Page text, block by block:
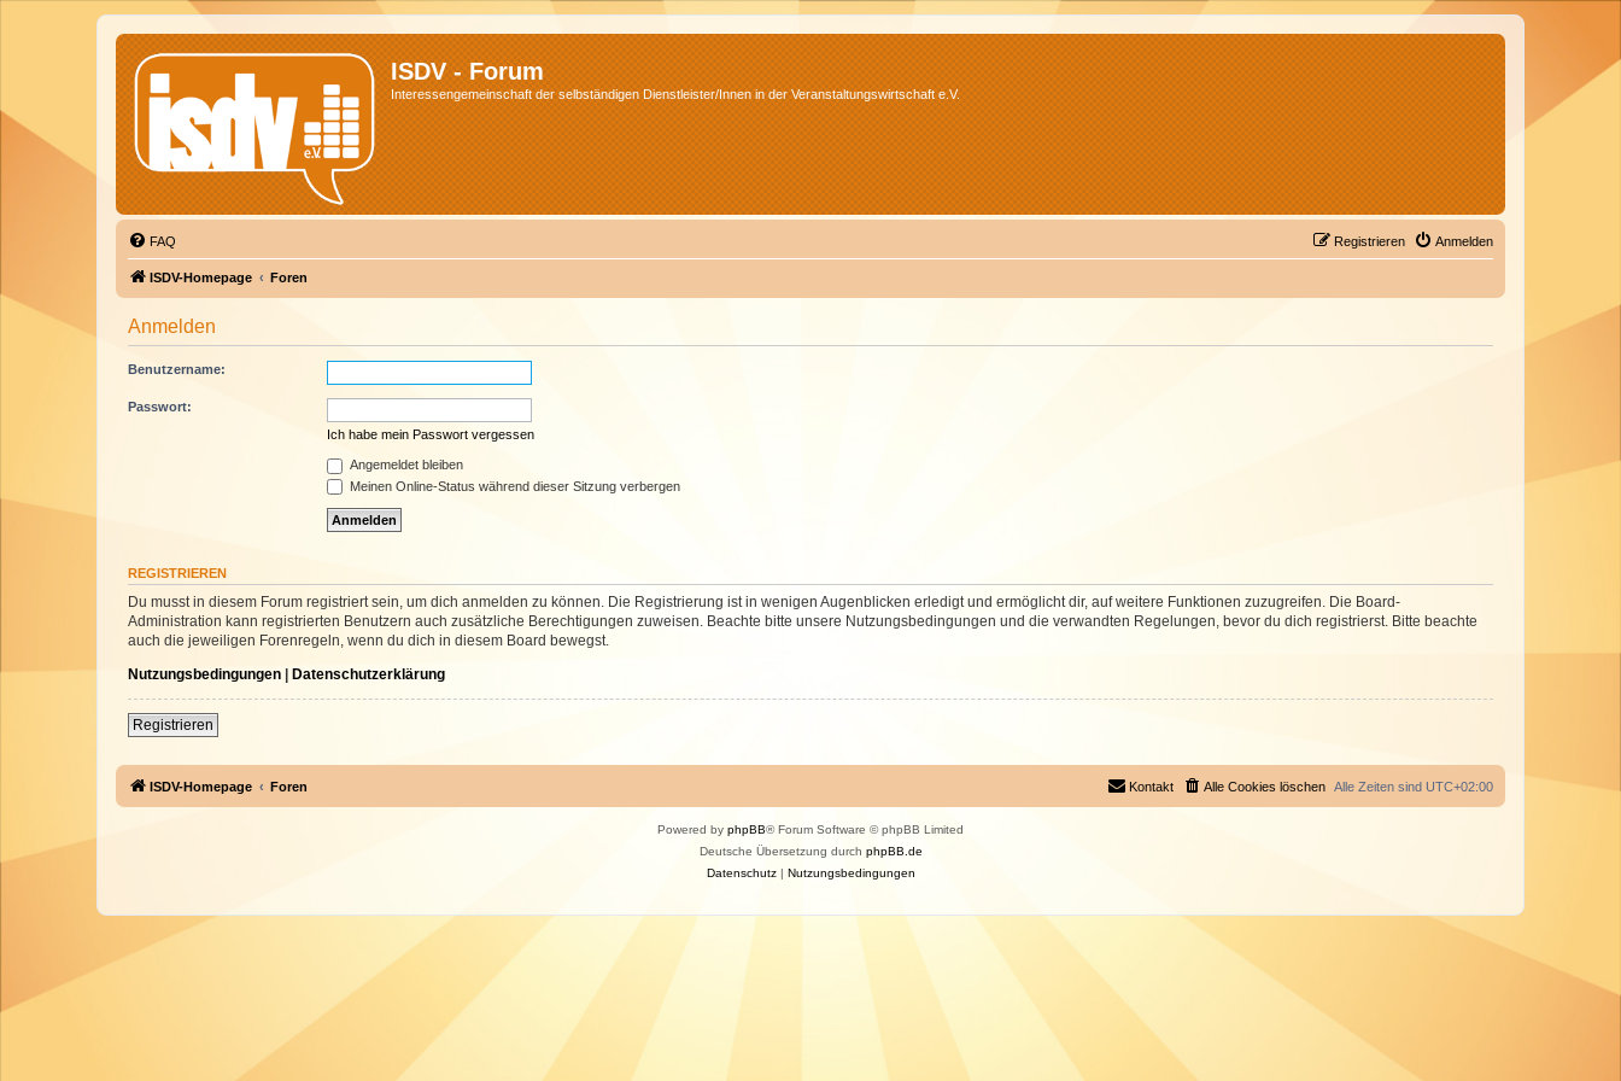
ISDV - Forum
Interessengemeinschaft der selbständigen Dienstleister/Innen in der Veranstaltungswirtschaft e.V.
FAQ Anmelden
Registrieren
ISDV-Homepage Foren
Anmelden
Benutzername:
Passwort:
Ich habe mein Passwort vergessen
Angemeldet bleiben
Meinen Online-Status während dieser Sitzung verbergen
REGISTRIEREN
Du musst in diesem Forum registriert sein, um dich anmelden zu können. Die Registrierung ist in wenigen Augenblicken erledigt und ermöglicht dir, auf weitere Funktionen zuzugreifen. Die Board-
Administration kann registrierten Benutzern auch zusätzliche Berechtigungen zuweisen. Beachte bitte unsere Nutzungsbedingungen und die verwandten Regelungen, bevor du dich registrierst. Bitte beachte
auch die jeweiligen Forenregeln, wenn du dich in diesem Board bewegst.
Nutzungsbedingungen | Datenschutzerklärung
Registrieren
ISDV-Homepage Foren Alle Zeiten sind UTC+02:00
Alle Cookies löschen
Kontakt
Powered by phpBB® Forum Software © phpBB Limited
Deutsche Übersetzung durch phpBB.de
Datenschutz| Nutzungsbedingungen